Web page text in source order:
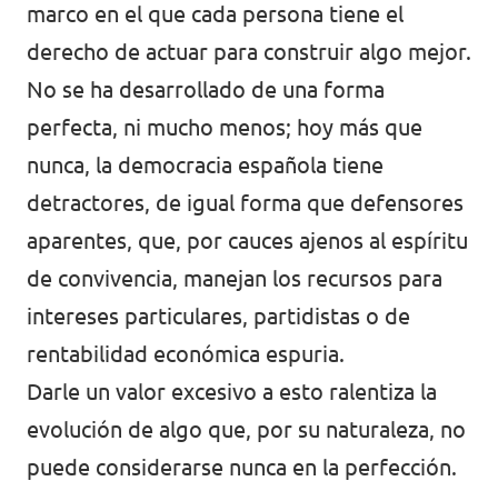
Volt Noruega [facebook]
Volt Países Bajos
Volt Polonia
Volt Portugal
Volt Reino Unido
Volt Rumanía
Volt Suecia
Volt Suiza
marco en el que cada persona tiene el
derecho de actuar para construir algo mejor.
No se ha desarrollado de una forma
perfecta, ni mucho menos; hoy más que
nunca, la democracia española tiene
detractores, de igual forma que defensores
aparentes, que, por cauces ajenos al espíritu
de convivencia, manejan los recursos para
intereses particulares, partidistas o de
rentabilidad económica espuria.
Darle un valor excesivo a esto ralentiza la
evolución de algo que, por su naturaleza, no
puede considerarse nunca en la perfección.